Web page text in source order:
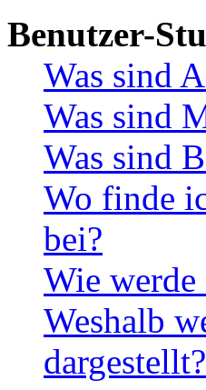
Benutzer-
Was sind
Was sind
Was sind
Wo finde
bei?
Wie
Weshalb
dargestellt?